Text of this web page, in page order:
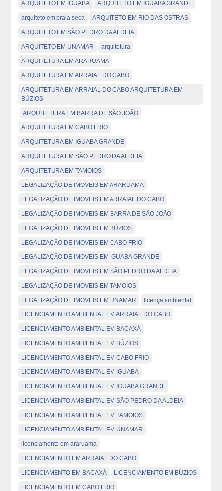
ARQUITETO EM IGUABA ARQUITETO EM IGUABA GRANDE
arquiteto em praia seca ARQUITETO EM RIO DAS OSTRAS
ARQUITETO EM SÃO PEDRO DA ALDEIA
ARQUITETO EM UNAMAR arquitetura
ARQUITETURA EM ARARUAMA
ARQUITETURA EM ARRAIAL DO CABO
ARQUITETURA EM ARRAIAL DO CABO ARQUITETURA EM
BÚZIOS
ARQUITETURA EM BARRA DE SÃO JOÃO
ARQUITETURA EM CABO FRIO
ARQUITETURA EM IGUABA GRANDE
ARQUITETURA EM SÃO PEDRO DA ALDEIA
ARQUITETURA EM TAMOIOS
LEGALIZAÇÃO DE IMOVEIS EM ARARUAMA
LEGALIZAÇÃO DE IMOVEIS EM ARRAIAL DO CABO
LEGALIZAÇÃO DE IMOVEIS EM BARRA DE SÃO JOÃO
LEGALIZAÇÃO DE IMOVEIS EM BÚZIOS
LEGALIZAÇÃO DE IMOVEIS EM CABO FRIO
LEGALIZAÇÃO DE IMOVEIS EM IGUABA GRANDE
LEGALIZAÇÃO DE IMOVEIS EM SÃO PEDRO DA ALDEIA
LEGALIZAÇÃO DE IMOVEIS EM TAMOIOS
LEGALIZAÇÃO DE IMOVEIS EM UNAMAR licença ambiental
LICENCIAMENTO AMBIENTAL EM ARRAIAL DO CABO
LICENCIAMENTO AMBIENTAL EM BACAXÁ
LICENCIAMENTO AMBIENTAL EM BÚZIOS
LICENCIAMENTO AMBIENTAL EM CABO FRIO
LICENCIAMENTO AMBIENTAL EM IGUABA
LICENCIAMENTO AMBIENTAL EM IGUABA GRANDE
LICENCIAMENTO AMBIENTAL EM SÃO PEDRO DA ALDEIA
LICENCIAMENTO AMBIENTAL EM TAMOIOS
LICENCIAMENTO AMBIENTAL EM UNAMAR
licenciamento em araruama
LICENCIAMENTO EM ARRAIAL DO CABO
LICENCIAMENTO EM BACAXÁ LICENCIAMENTO EM BÚZIOS
LICENCIAMENTO EM CABO FRIO